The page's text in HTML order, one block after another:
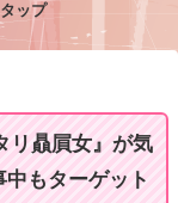
ップ
リ贔屓女』が気
もターゲット